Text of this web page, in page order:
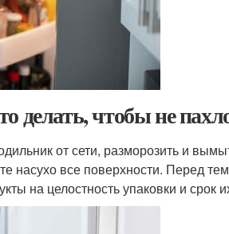
делать, чтобы не
от сети, разморозить и
насухо все поверхности. Перед
на целостность упаковки и срок